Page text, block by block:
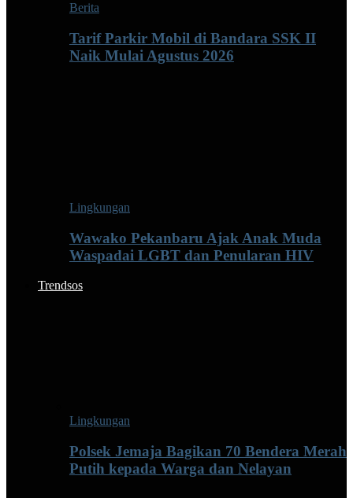
Berita
Tarif Parkir Mobil di Bandara SSK II
Naik Mulai Agustus 2026
Lingkungan
Wawako Pekanbaru Ajak Anak Muda
Waspadai LGBT dan Penularan HIV
Trendsos
Lingkungan
Polsek Jemaja Bagikan 70 Bendera Merah
Putih kepada Warga dan Nelayan